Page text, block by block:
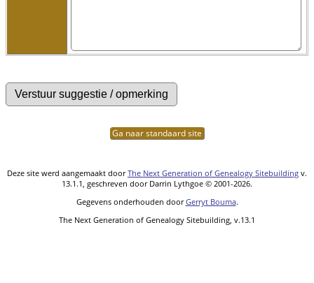
Ga naar standaard site
Deze site werd aangemaakt doorThe Next Generation of Genealogy Sitebuilding v.
13.1.1, geschreven door Darrin Lythgoe © 2001-2026.
Gegevens onderhouden doorGerryt Bouma.
The Next Generation of Genealogy Sitebuilding, v.13.1